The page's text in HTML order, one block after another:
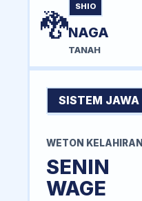
🐉
SHIO
NAGA
TANAH
SISTEM JAWA
WETON KELAHIRAN
SENIN
WAGE